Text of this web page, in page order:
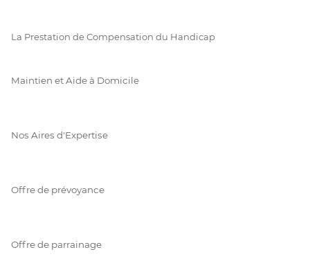
La Prestation de Compensation du Handicap
Maintien et Aide à Domicile
Nos Aires d'Expertise
Offre de prévoyance
Offre de parrainage